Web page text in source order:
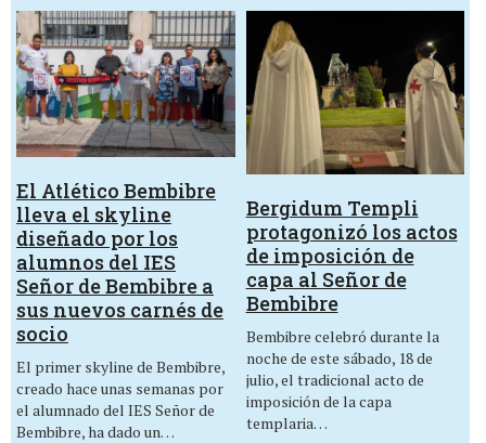
El Atlético Bembibre
lleva el skyline
diseñado por los
alumnos del IES
Señor de Bembibre a
sus nuevos carnés de
socio
El primer skyline de Bembibre,
creado hace unas semanas por
el alumnado del IES Señor de
Bembibre, ha dado un…
Bergidum Templi
protagonizó los actos
de imposición de
capa al Señor de
Bembibre
Bembibre celebró durante la
noche de este sábado, 18 de
julio, el tradicional acto de
imposición de la capa
templaria…